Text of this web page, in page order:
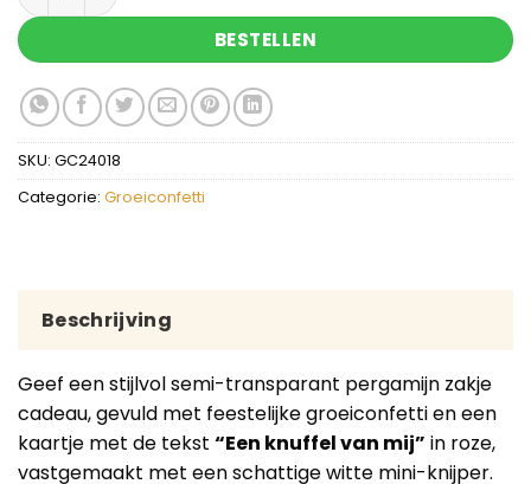
BESTELLEN
SKU: GC24018
Categorie: Groeiconfetti
Beschrijving
Geef een stijlvol semi-transparant pergamijn zakje
cadeau, gevuld met feestelijke groeiconfetti en een
kaartje met de tekst “Een knuffel van mij” in roze,
vastgemaakt met een schattige witte mini-knijper.